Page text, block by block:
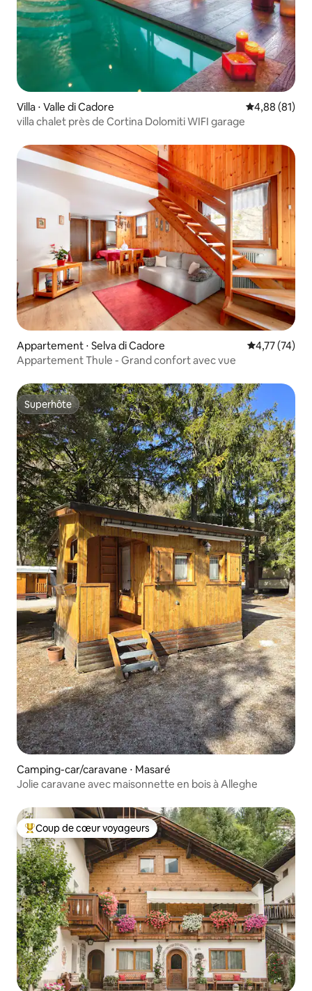
Villa ⋅ Valle di Cadore Évaluation
4,88 (81)
villa chalet près de Cortina Dolomiti WIFI garage
Appartement ⋅ Selva di Cadore Évaluation
4,77 (74)
Appartement Thule - Grand confort avec vue
Superhôte
Superhôte
Camping-car/caravane ⋅ Masaré
Jolie caravane avec maisonnette en bois à Alleghe
Coups de cœur voyageurs les plus appréciés
Coup de cœur voyageurs